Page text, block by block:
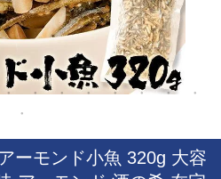
ーモンド小魚 320g 大容